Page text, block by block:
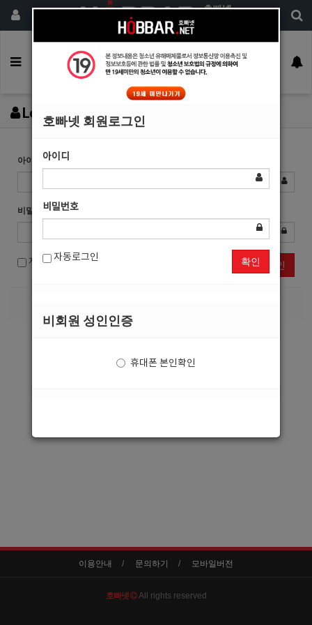
광고안내 이력서등록
Login
아이디
비밀번호
자동로그인 로그인
메인으로
이용안내 문의하기 모바일버전
호빠넷 All rights reserved
호빠넷 회원로그인
아이디
비밀번호
자동로그인 확인
비회원 성인인증
휴대폰 본인확인